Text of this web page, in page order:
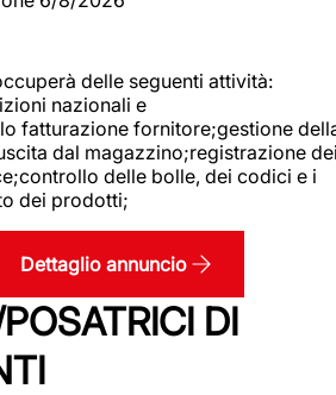
delle seguenti attività:
nazionali e
fatturazione fornitore;gestione
dal magazzino;registrazione
delle bolle, dei codici e i
dei prodotti;
Dettaglio annuncio
DI